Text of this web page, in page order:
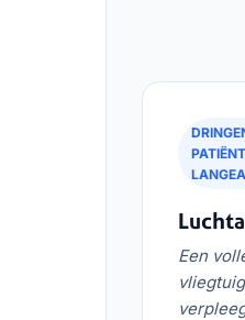
Een